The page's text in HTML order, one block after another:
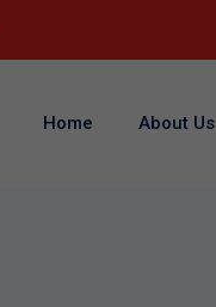
Home About Us